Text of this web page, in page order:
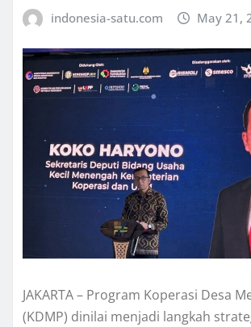
indonesia-satu.com May 21,
JAKARTA – Program Koperasi Desa
(KDMP) dinilai menjadi langkah